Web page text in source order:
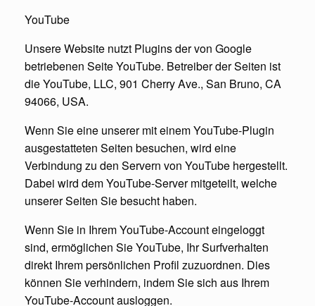
YouTube
Unsere Website nutzt Plugins der von Google
betriebenen Seite YouTube. Betreiber der Seiten ist
die YouTube, LLC, 901 Cherry Ave., San Bruno, CA
94066, USA.
Wenn Sie eine unserer mit einem YouTube-Plugin
ausgestatteten Seiten besuchen, wird eine
Verbindung zu den Servern von YouTube hergestellt.
Dabei wird dem YouTube-Server mitgeteilt, welche
unserer Seiten Sie besucht haben.
Wenn Sie in Ihrem YouTube-Account eingeloggt
sind, ermöglichen Sie YouTube, Ihr Surfverhalten
direkt Ihrem persönlichen Profil zuzuordnen. Dies
können Sie verhindern, indem Sie sich aus Ihrem
YouTube-Account ausloggen.